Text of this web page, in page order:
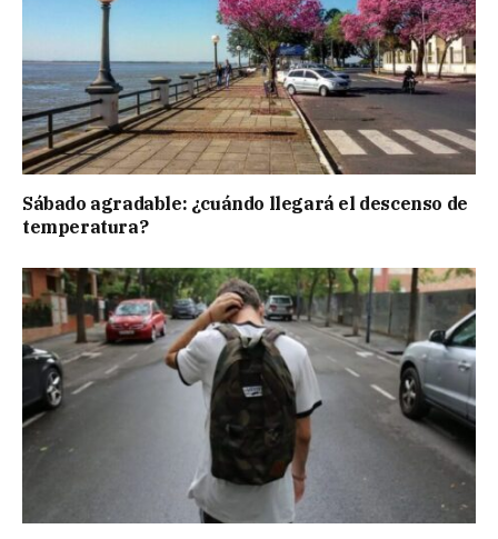
Sábado agradable: ¿cuándo llegará el descenso de
temperatura?